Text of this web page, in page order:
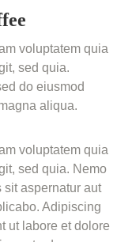
voluptatem quia
sed quia.
do eiusmod
aliqua.
voluptatem quia
sed quia. Nemo
aspernatur aut
Adipiscing
ut labore et dolore